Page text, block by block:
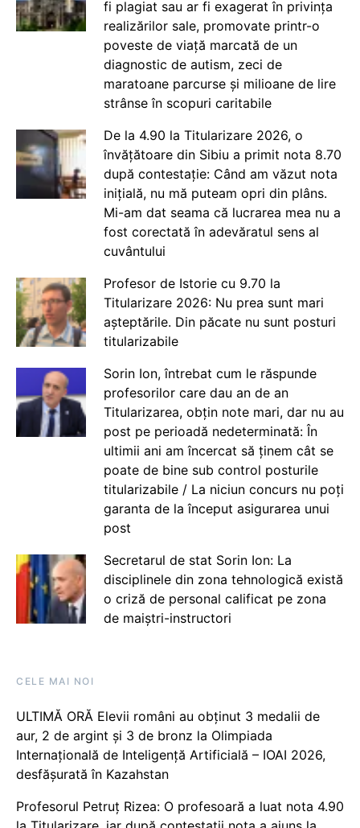
fi plagiat sau ar fi exagerat în privința
realizărilor sale, promovate printr-o
poveste de viață marcată de un
diagnostic de autism, zeci de
maratoane parcurse și milioane de lire
strânse în scopuri caritabile
De la 4.90 la Titularizare 2026, o
învățătoare din Sibiu a primit nota 8.70
după contestație: Când am văzut nota
inițială, nu mă puteam opri din plâns.
Mi-am dat seama că lucrarea mea nu a
fost corectată în adevăratul sens al
cuvântului
Profesor de Istorie cu 9.70 la
Titularizare 2026: Nu prea sunt mari
așteptările. Din păcate nu sunt posturi
titularizabile
Sorin Ion, întrebat cum le răspunde
profesorilor care dau an de an
Titularizarea, obțin note mari, dar nu au
post pe perioadă nedeterminată: În
ultimii ani am încercat să ținem cât se
poate de bine sub control posturile
titularizabile / La niciun concurs nu poți
garanta de la început asigurarea unui
post
Secretarul de stat Sorin Ion: La
disciplinele din zona tehnologică există
o criză de personal calificat pe zona
de maiștri-instructori
CELE MAI NOI
ULTIMĂ ORĂ Elevii români au obținut 3 medalii de
aur, 2 de argint și 3 de bronz la Olimpiada
Internațională de Inteligență Artificială – IOAI 2026,
desfășurată în Kazahstan
Profesorul Petruț Rizea: O profesoară a luat nota 4.90